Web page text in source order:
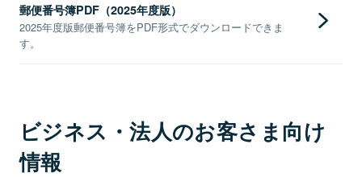
郵便番号簿PDF（2025年度版）
2025年度版郵便番号簿をPDF形式でダウンロードできま
す。
ビジネス・法人のお客さま向け
情報